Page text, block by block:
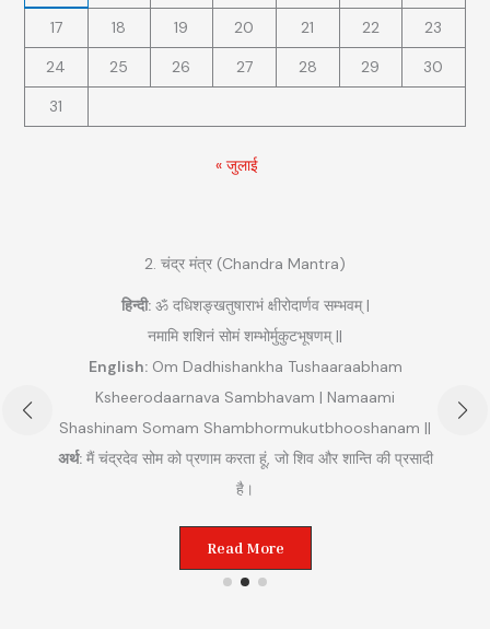
17 18 19 20 21 22
23
24
25 26 27 28 29
30
31
« जुलाई
2. चंद्र मंत्र (Chandra Mantra)
हिन्दी:ॐ दधिशङ्खतुषाराभं क्षीरोदार्णव सम्भवम् |
नमामि शशिनं सोमं शम्भोर्मुकुटभूषणम् ||
English:Om Dadhishankha Tushaaraabham
Ksheerodaarnava Sambhavam | Namaami
Shashinam Somam Shambhormukutbhooshanam ||
अर्थ:मैं चंद्रदेव सोम को प्रणाम करता हूं, जो शिव और शान्ति की प्रसादी
है।
Read More